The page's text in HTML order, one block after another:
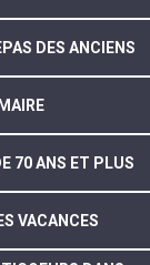
DES ANCIENS
70 ANS ET PLUS
VACANCES